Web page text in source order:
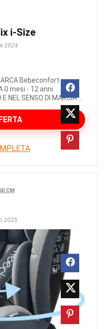
i-Size
2024
Bebeconfort
0 mesi - 12 anni
NEL SENSO DI MARCIA ...
CM
2025